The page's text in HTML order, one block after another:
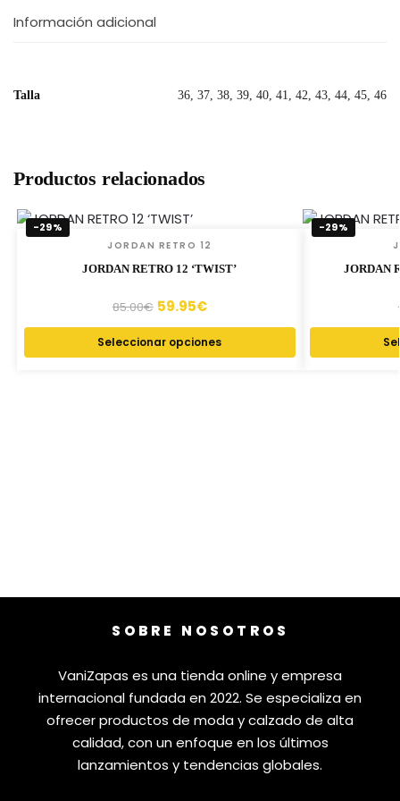
Información adicional
Talla 36, 37, 38, 39, 40, 41, 42, 43, 44, 45, 46
Productos relacionados
-29%
JORDAN RETRO 12
JORDAN RETRO 12 ‘TWIST’
85.00€ 59.95€
Seleccionar opciones
-29%
JORDAN
SOBRE NOSOTROS
VaniZapas es una tienda online y empresa
internacional fundada en 2022. Se especializa en
ofrecer productos de moda y calzado de alta
calidad, con un enfoque en los últimos
lanzamientos y tendencias globales.